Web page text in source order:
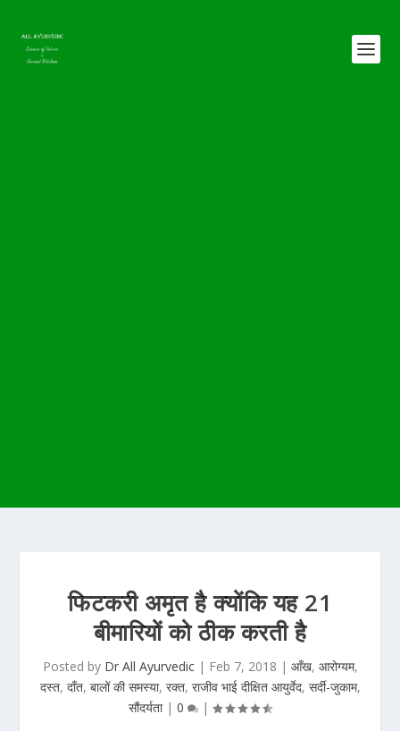
फिटकरी अमृत है क्योंकि यह 21
बीमारियों को ठीक करती है
Posted by Dr All Ayurvedic| Feb 7, 2018 | आँख, आरोग्यम,
दस्त, दाँत, बालों की समस्या, रक्त, राजीव भाई दीक्षित आयुर्वेद, सर्दी-जुकाम,
सौंदर्यता| 0 |